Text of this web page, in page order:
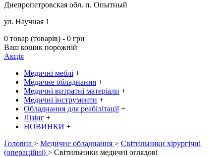
Днепропетровская обл. п. Опытный
ул. Научная 1
0 товар (товарів) - 0 грн
Ваш кошик порожній
Акція
Медичні меблі +
Медичне обладнання +
Медичні витратні матеріали +
Медичні інструменти +
Обладнання для реабілітації +
Лізінг +
НОВИНКИ +
Головна > Медичне обладнання > Світильники хірургічні
(операційні) > Світильники медичні оглядові